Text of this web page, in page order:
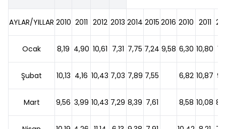
AYLAR/YILLAR 2010 2011 2012 2013 2014 2015 2016 2010 2011
Ocak 8,19 4,90 10,61 7,31 7,75 7,24 9,58 6,30 10,80
Şubat 10,13 4,16 10,43 7,03 7,89 7,55 6,82 10,87
Mart 9,56 3,99 10,43 7,29 8,39 7,61 8,58 10,08